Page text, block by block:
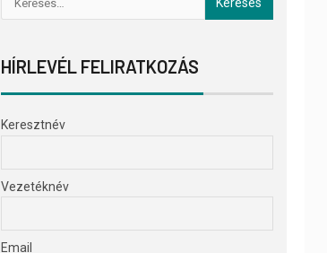
HÍRLEVÉL FELIRATKOZÁS
Keresztnév
Vezetéknév
Email